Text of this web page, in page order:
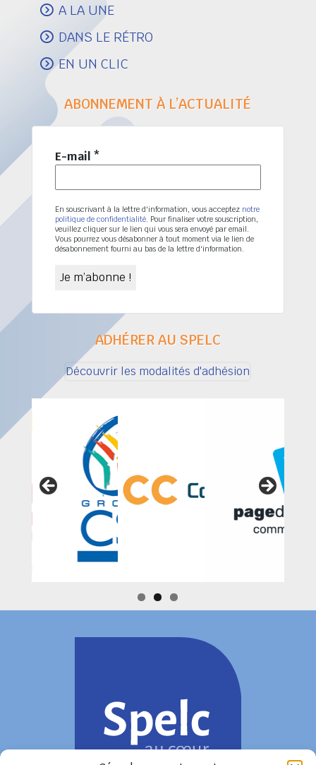
A LA UNE
DANS LE RÉTRO
EN UN CLIC
ABONNEMENT À L’ACTUALITÉ
E-mail *
En souscrivant à la lettre d'information, vous acceptez notre
politique de confidentialité. Pour finaliser votre souscription,
veuillez cliquer sur le lien qui vous sera envoyé par email.
Vous pourrez vous désabonner à tout moment via le lien de
désabonnement fourni au bas de la lettre d'information.
ADHÉRER AU SPELC
Découvrir les modalités d'adhésion